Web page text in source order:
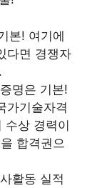
본! 여기에
다면 경쟁자
명은 기본!
가기술자격
수상 경력이
합격권으
활동 실적